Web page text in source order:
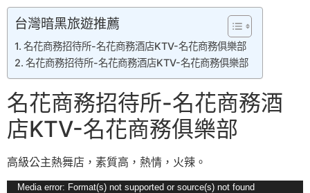
台灣暗黑旅遊推薦
名花商務招待所-名花商務酒店KTV-名花商務俱樂部
名花商務招待所-名花商務酒店KTV-名花商務俱樂部
名花商務招待所-名花商務酒
店KTV-名花商務俱樂部
高級公主熱舞店，素質高，熱情，火辣。
Media error: Format(s) not supported or source(s) not found